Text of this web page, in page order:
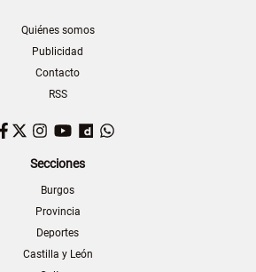
Quiénes somos
Publicidad
Contacto
RSS
Facebook
TwitterInstagram
YouTubeDailymotion
Secciones
Burgos
Provincia
Deportes
Castilla y León